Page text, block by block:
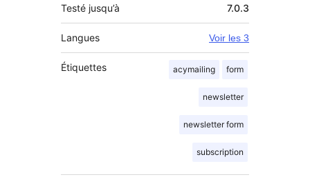
Testé jusqu’à 7.0.3
Langues Voir les 3
Étiquettes acymailing form
newsletter
newsletter form
subscription